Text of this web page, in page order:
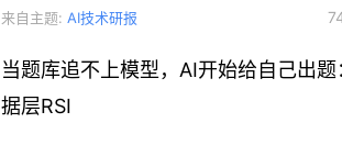
FloatSchedule 让 Agent 不必等人下指令，按日程自
来自主题: AI技术研报
当题库追不上模型，AI开始给自己出
据层RSI